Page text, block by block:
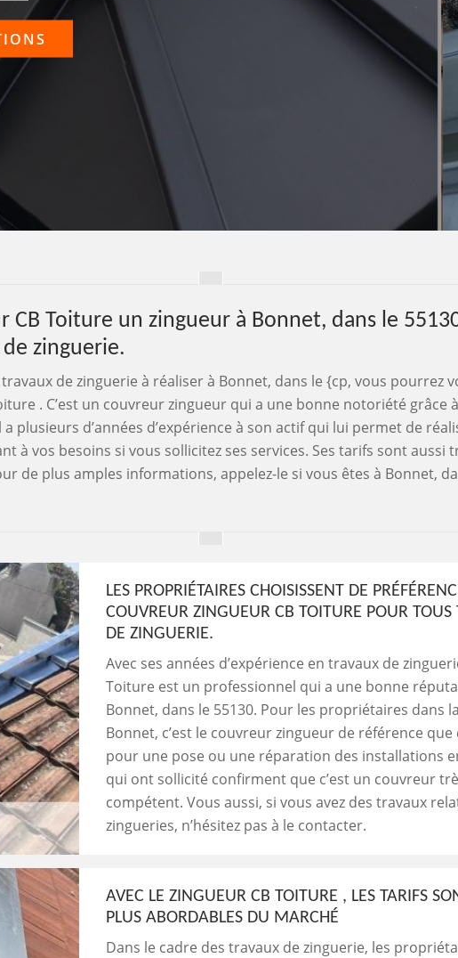
CB Toiture un zingueur à Bonnet, dans le
zinguerie.
travaux de zinguerie à réaliser à Bonnet, dans le {cp, vous pourrez
. C’est un couvreur zingueur qui a une bonne notoriété grâce
a plusieurs d’années d’expérience à son actif qui lui permet de
à vos besoins si vous sollicitez ses services. Ses tarifs sont aussi
de plus amples informations, appelez-le si vous êtes à Bonnet,
LES PROPRIÉTAIRES CHOISISSENT DE
COUVREUR ZINGUEUR CB TOITURE POUR TOUS
DE ZINGUERIE.
Avec ses années d’expérience en travaux de
Toiture est un professionnel qui a une bonne
Bonnet, dans le 55130. Pour les propriétaires dans
Bonnet, c’est le couvreur zingueur de référence que
pour une pose ou une réparation des installations
qui ont sollicité confirment que c’est un couvreur
compétent. Vous aussi, si vous avez des travaux
zingueries, n’hésitez pas à le contacter.
AVEC LE ZINGUEUR CB TOITURE , LES TARIFS
PLUS ABORDABLES DU MARCHÉ
Dans le cadre des travaux de zinguerie, les